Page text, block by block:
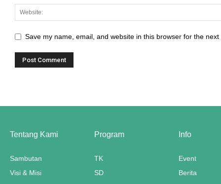
Save my name, email, and website in this browser for the next
Tentang Kami
Sambutan
Visi & Misi
Program
TK
SD
Info
Event
Berita